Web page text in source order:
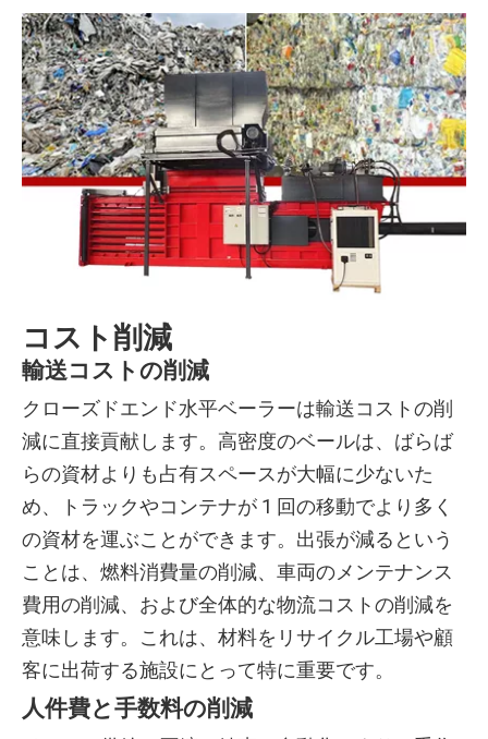
コスト削減
輸送コストの削減
クローズドエンド水平ベーラーは輸送コストの削
減に直接貢献します。高密度のベールは、ばらば
らの資材よりも占有スペースが大幅に少ないた
め、トラックやコンテナが 1 回の移動でより多く
の資材を運ぶことができます。出張が減るという
ことは、燃料消費量の削減、車両のメンテナンス
費用の削減、および全体的な物流コストの削減を
意味します。これは、材料をリサイクル工場や顧
客に出荷する施設にとって特に重要です。
人件費と手数料の削減